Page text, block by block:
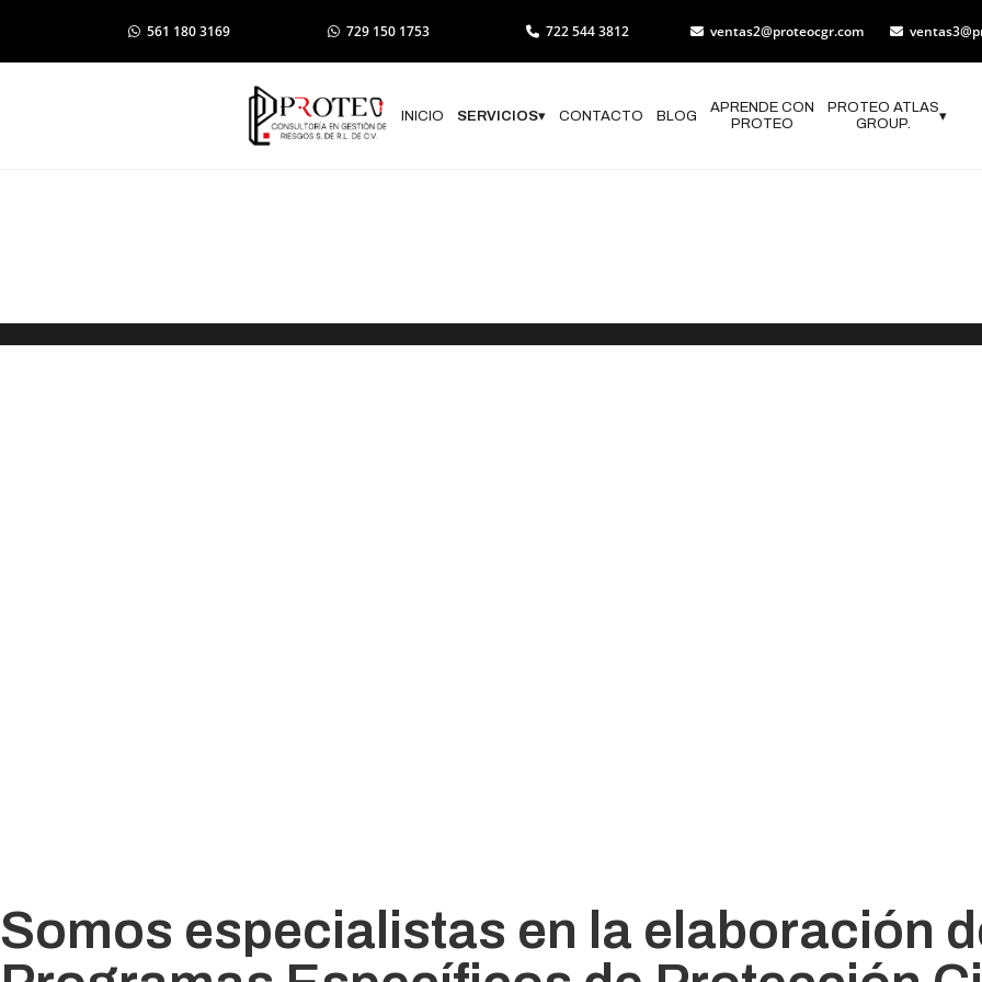
561 180 3169 729 150 1753 722 544 3812 ventas2@proteocgr.com
INICIO SERVICIOS▾ CONTACTO BLOG
APRENDE CON
PROTEO
PROTEO ATLAS
GROUP.
▾
Somos especialistas en la elaboración